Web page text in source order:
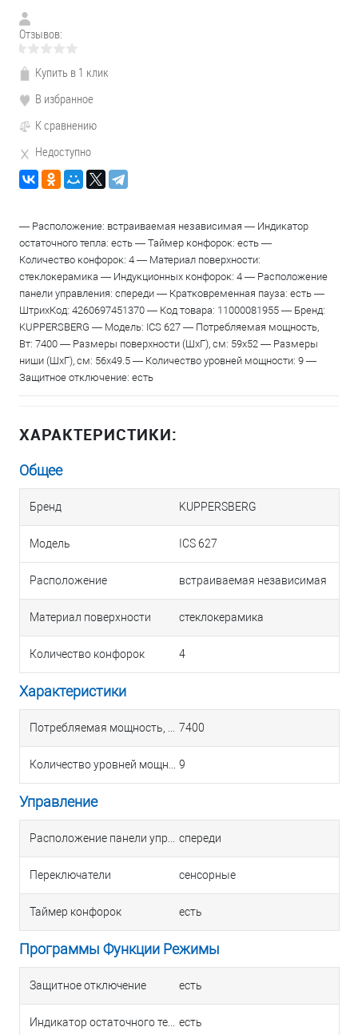
Отзывов:
Купить в 1 клик
В избранное
К сравнению
Недоступно
— Расположение: встраиваемая независимая — Индикатор
остаточного тепла: есть — Таймер конфорок: есть —
Количество конфорок: 4 — Материал поверхности:
стеклокерамика — Индукционных конфорок: 4 — Расположение
панели управления: спереди — Кратковременная пауза: есть —
ШтрихКод: 4260697451370 — Код товара: 11000081955 — Бренд:
KUPPERSBERG — Модель: ICS 627 — Потребляемая мощность,
Вт: 7400 — Размеры поверхности (ШхГ), см: 59х52 — Размеры
ниши (ШхГ), см: 56х49.5 — Количество уровней мощности: 9 —
Защитное отключение: есть
ХАРАКТЕРИСТИКИ:
Общее
Бренд KUPPERSBERG
Модель ICS 627
Расположение встраиваемая независимая
Материал поверхности стеклокерамика
Количество конфорок 4
Характеристики
7400
9
Управление
спереди
Переключатели сенсорные
Таймер конфорок есть
Программы Функции Режимы
Защитное отключение есть
есть